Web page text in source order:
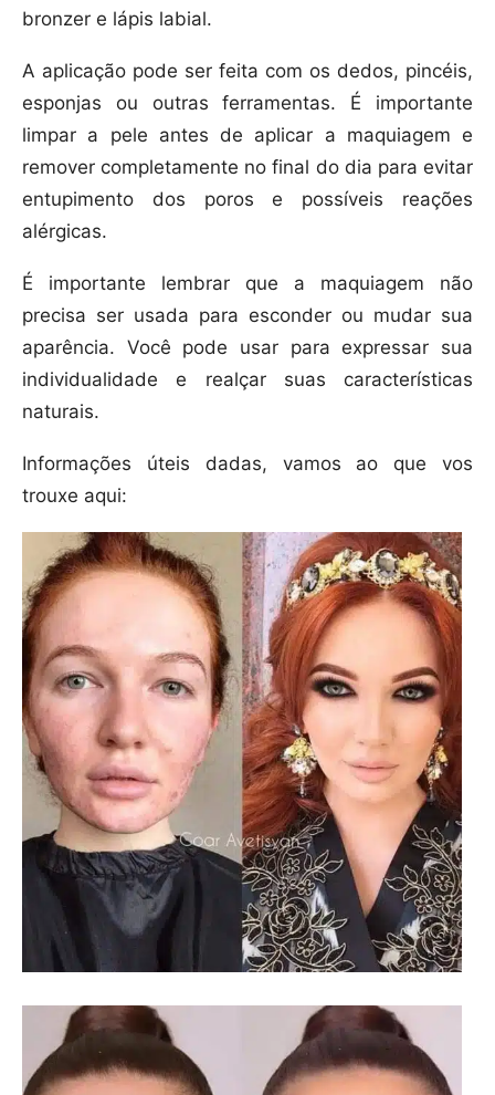
bronzer e lápis labial.
A aplicação pode ser feita com os dedos, pincéis,
esponjas ou outras ferramentas. É importante
limpar a pele antes de aplicar a maquiagem e
remover completamente no final do dia para evitar
entupimento dos poros e possíveis reações
alérgicas.
É importante lembrar que a maquiagem não
precisa ser usada para esconder ou mudar sua
aparência. Você pode usar para expressar sua
individualidade e realçar suas características
naturais.
Informações úteis dadas, vamos ao que vos
trouxe aqui: